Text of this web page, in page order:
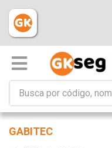
GABITEC